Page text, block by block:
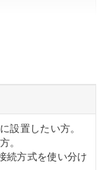
設置したい方。
。
続方式を使い分け